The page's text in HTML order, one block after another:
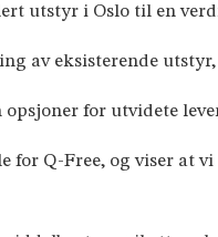
utstyr i Oslo til en
av eksisterende
for utvidete
for Q-Free, og viser at